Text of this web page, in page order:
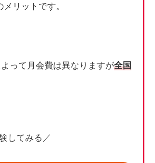
リットです。
って月会費は異なりますが全国
してみる／